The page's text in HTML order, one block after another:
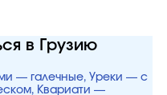
в Грузию
— галечные, Уреки — с
Квариати —